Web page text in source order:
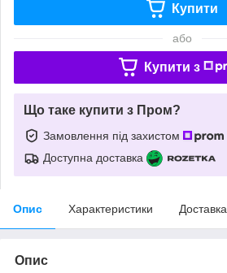
Купити
або
Купити з
Що таке купити з Пром?
Замовлення під захистом
Доступна доставка
Опис Характеристики Доставка
Опис